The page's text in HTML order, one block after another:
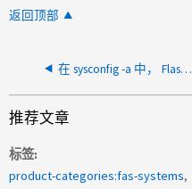
返回顶部
在 sysconfig -a 中， Flash Cache NVMe 状态显示 FAILED
推荐文章
标签
product-categories:fas-systems